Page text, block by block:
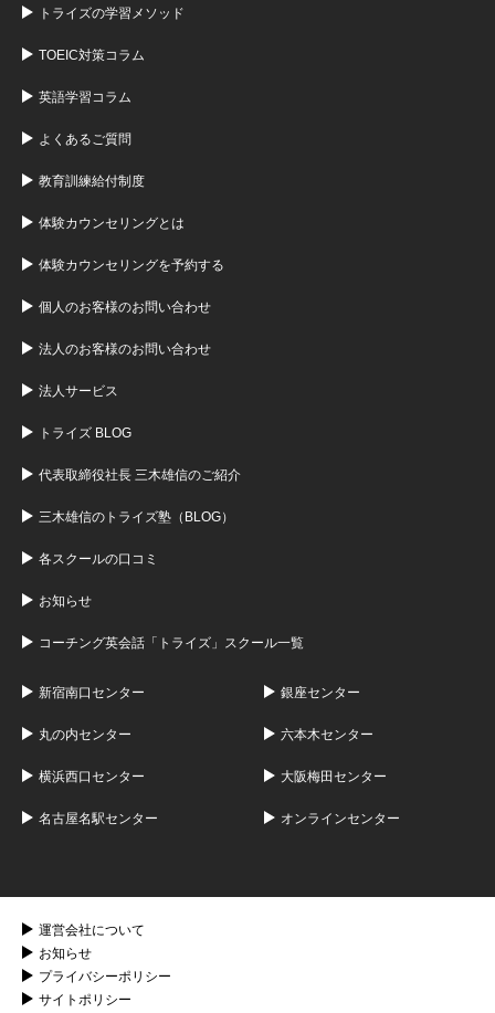
トライズの学習メソッド
TOEIC対策コラム
英語学習コラム
よくあるご質問
教育訓練給付制度
体験カウンセリングとは
体験カウンセリングを予約する
個人のお客様のお問い合わせ
法人のお客様のお問い合わせ
法人サービス
トライズ BLOG
代表取締役社長 三木雄信のご紹介
三木雄信のトライズ塾（BLOG）
各スクールの口コミ
お知らせ
コーチング英会話「トライズ」スクール一覧
新宿南口センター 銀座センター
丸の内センター 六本木センター
横浜西口センター 大阪梅田センター
名古屋名駅センター オンラインセンター
運営会社について
お知らせ
プライバシーポリシー
サイトポリシー